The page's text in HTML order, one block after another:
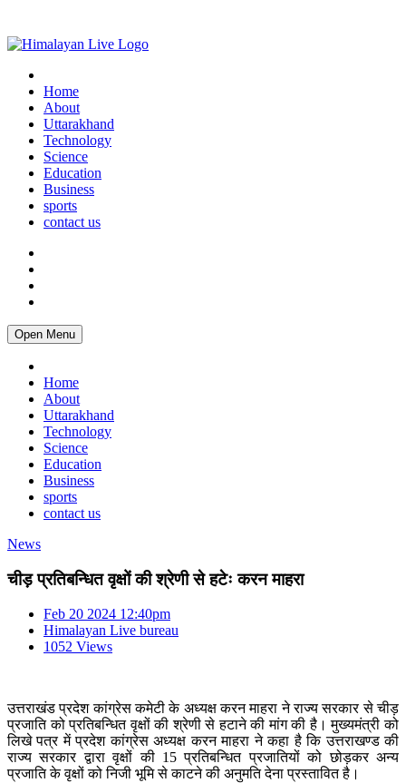
Home
About
Uttarakhand
Technology
Science
Education
Business
sports
contact us
Open Menu
Home
About
Uttarakhand
Technology
Science
Education
Business
sports
contact us
News
चीड़ प्रतिबन्धित वृक्षों की श्रेणी से हटेः करन माहरा
Feb 20 2024 12:40pm
Himalayan Live bureau
1052 Views
उत्तराखंड प्रदेश कांग्रेस कमेटी के अध्यक्ष करन माहरा ने राज्य सरकार से चीड़
प्रजाति को प्रतिबन्धित वृक्षों की श्रेणी से हटाने की मांग की है। मुख्यमंत्री को
लिखे पत्र में प्रदेश कांग्रेस अध्यक्ष करन माहरा ने कहा है कि उत्तराखण्ड की
राज्य सरकार द्वारा वृक्षों की 15 प्रतिबन्धित प्रजातियों को छोड़कर अन्य
प्रजाति के वृक्षों को निजी भूमि से काटने की अनुमति देना प्रस्तावित है।